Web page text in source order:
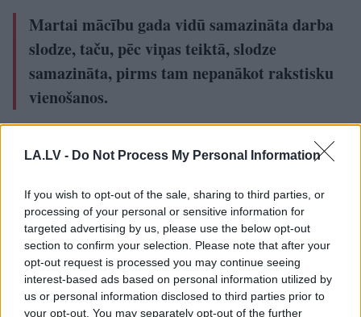
LA.LV - Do Not Process My Personal Information
If you wish to opt-out of the sale, sharing to third parties, or
processing of your personal or sensitive information for
targeted advertising by us, please use the below opt-out
section to confirm your selection. Please note that after your
opt-out request is processed you may continue seeing
interest-based ads based on personal information utilized by
us or personal information disclosed to third parties prior to
your opt-out. You may separately opt-out of the further
Martai mācību gada vidū samazināta darba
slodze, taču, pēc viņas teiktā, slodze
samazināta, pirms tam nepanākot rakstisku
vienošanos.
noslēgumā, laikā, kad pedagoģe vadīja bērniem
nodarbību, direktore ienākusi zālē un iedevusi
parakstīt dokumentu par slodzes samazināšanu,
iepriekš par to nebrīdinot. Taču dokumentā bija
norādīts agrāks sagatavošanas datums, kas, pēc
viņas teiktā, neatbilda situācijas faktiskajai
norisei.